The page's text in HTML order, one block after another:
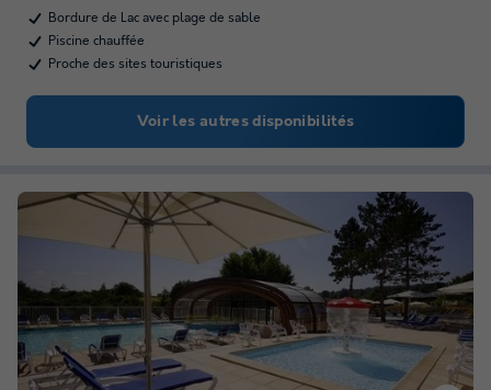
Bordure de Lac avec plage de sable
Piscine chauffée
Proche des sites touristiques
Voir les autres disponibilités